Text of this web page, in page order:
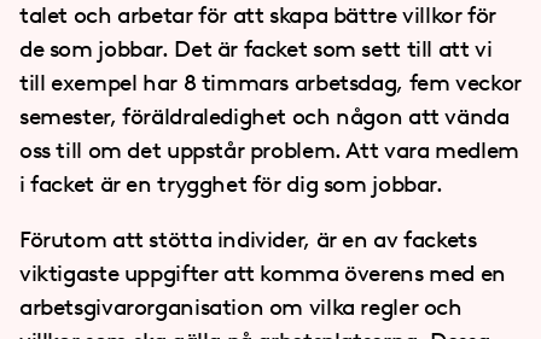
talet och arbetar för att skapa bättre villkor för
de som jobbar. Det är facket som sett till att vi
till exempel har 8 timmars arbetsdag, fem veckor
semester, föräldraledighet och någon att vända
oss till om det uppstår problem. Att vara medlem
i facket är en trygghet för dig som jobbar.
Förutom att stötta individer, är en av fackets
viktigaste uppgifter att komma överens med en
arbetsgivarorganisation om vilka regler och